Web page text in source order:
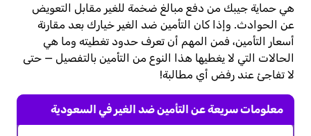
هي حماية جيبك من دفع مبالغ ضخمة للغير مقابل التعويض
عن الحوادث. وإذا كان التأمين ضد الغير خيارك بعد مقارنة
أسعار التأمين، فمن المهم أن تعرف حدود تغطيته وما هي
الحالات التي لا يغطيها هذا النوع من التأمين بالتفصيل — حتى
لا تفاجئ عند رفض أي مطالبة!
معلومات سريعة عن التأمين ضد الغير في السعودية